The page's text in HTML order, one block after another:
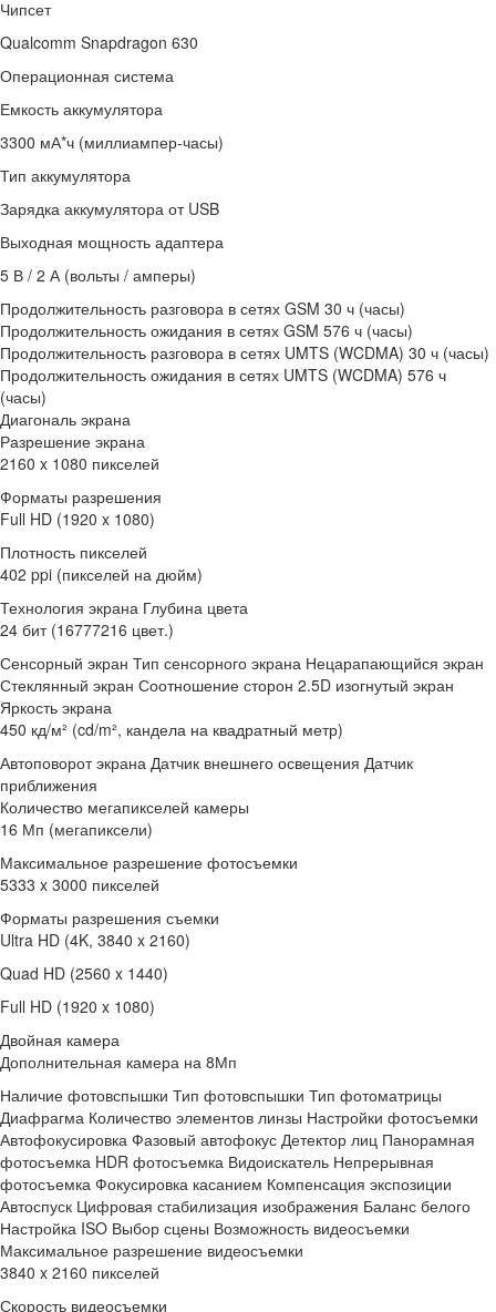
Чипсет
Qualcomm Snapdragon 630
Операционная система
Емкость аккумулятора
3300 мА*ч (миллиампер-часы)
Тип аккумулятора
Зарядка аккумулятора от USB
Выходная мощность адаптера
5 В / 2 А (вольты / амперы)
Продолжительность разговора в сетях GSM 30 ч (часы)
Продолжительность ожидания в сетях GSM 576 ч (часы)
Продолжительность разговора в сетях UMTS (WCDMA) 30 ч (часы)
Продолжительность ожидания в сетях UMTS (WCDMA) 576 ч
(часы)
Диагональ экрана
Разрешение экрана
2160 x 1080 пикселей
Форматы разрешения
Full HD (1920 x 1080)
Плотность пикселей
402 ppi (пикселей на дюйм)
Технология экрана Глубина цвета
24 бит (16777216 цвет.)
Сенсорный экран Тип сенсорного экрана Нецарапающийся экран
Стеклянный экран Соотношение сторон 2.5D изогнутый экран
Яркость экрана
450 кд/м² (cd/m², кандела на квадратный метр)
Автоповорот экрана Датчик внешнего освещения Датчик
приближения
Количество мегапикселей камеры
16 Мп (мегапиксели)
Максимальное разрешение фотосъемки
5333 x 3000 пикселей
Форматы разрешения съемки
Ultra HD (4K, 3840 x 2160)
Quad HD (2560 x 1440)
Full HD (1920 x 1080)
Двойная камера
Дополнительная камера на 8Мп
Наличие фотовспышки Тип фотовспышки Тип фотоматрицы
Диафрагма Количество элементов линзы Настройки фотосъемки
Автофокусировка Фазовый автофокус Детектор лиц Панорамная
фотосъемка HDR фотосъемка Видоискатель Непрерывная
фотосъемка Фокусировка касанием Компенсация экспозиции
Автоспуск Цифровая стабилизация изображения Баланс белого
Настройка ISO Выбор сцены Возможность видеосъемки
Максимальное разрешение видеосъемки
3840 x 2160 пикселей
Скорость видеосъемки